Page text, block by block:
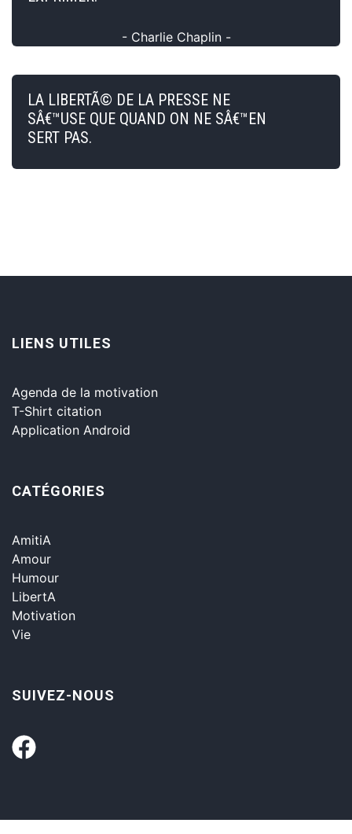
- Charlie Chaplin -
LA LIBERTÃ© DE LA PRESSE NE
SÂ€™USE QUE QUAND ON NE SÂ€™EN
SERT PAS.
LIENS UTILES
Agenda de la motivation
T-Shirt citation
Application Android
CATÉGORIES
AmitiA
Amour
Humour
LibertA
Motivation
Vie
SUIVEZ-NOUS